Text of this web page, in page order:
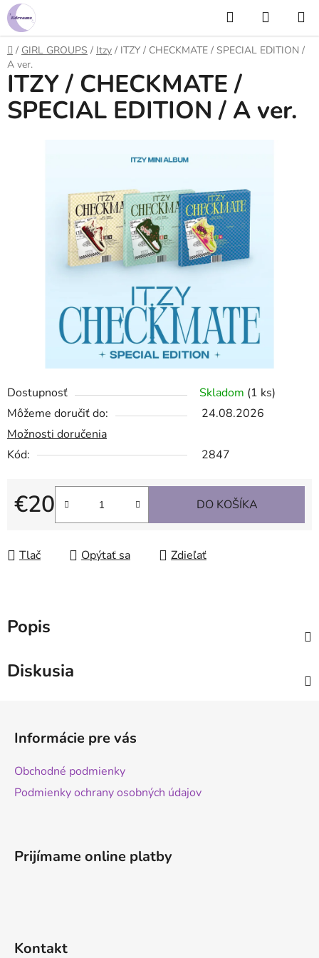
Prejsť
na
obsah
Hľadať
KOŠÍK
Domov
/ GIRL GROUPS / Itzy / ITZY / CHECKMATE / SPECIAL EDITION /
A ver.
Dostupnosť Skladom (1 ks)
Môžeme doručiť do:
24.08.2026
Možnosti doručenia
Kód:
2847
€20
Jednotková cena:
DO KOŠÍKA
Tlač Opýtať sa Zdieľať
ITZY / CHECKMATE /
SPECIAL EDITION / A ver.
Popis
Diskusia
Informácie pre vás
Obchodné podmienky
Podmienky ochrany osobných údajov
Prijímame online platby
Kontakt